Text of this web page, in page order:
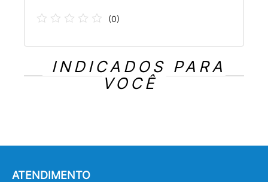
(0)
INDICADOS PARA
VOCÊ
ATENDIMENTO